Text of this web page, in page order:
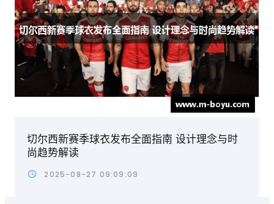
切尔西新赛季球衣发布全面指南 设计理念与时
尚趋势解读
2025-08-27 09:09:09